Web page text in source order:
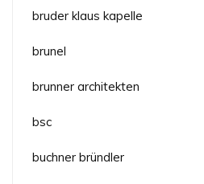
bruder klaus kapelle
brunel
brunner architekten
bsc
buchner bründler